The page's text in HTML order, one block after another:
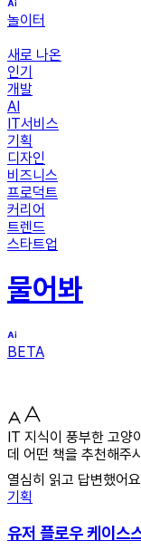
놀이터
새로 나온
인기
개발
AI
IT서비스
기획
디자인
비즈니스
프로덕트
커리어
트렌드
스타트업
물어봐
BETA
IT 지식이 풍부한 고양
데 어떤 책을 추천해주
열심히 읽고 답변했어
기획
유저 플로우 케이스